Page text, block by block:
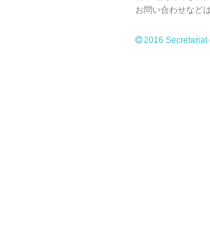
お問い合わせなどは
2016 Secretariat